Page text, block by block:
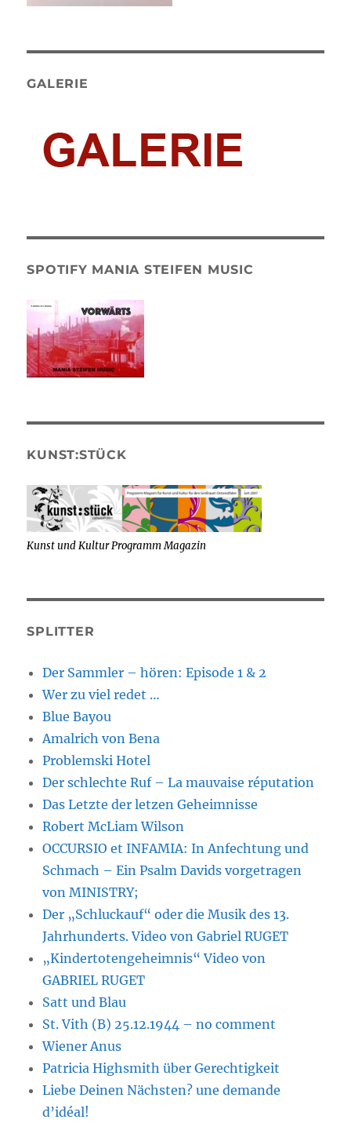
GALERIE
SPOTIFY MANIA STEIFEN MUSIC
KUNST:STÜCK
Kunst und Kultur Programm Magazin
SPLITTER
Der Sammler – hören: Episode 1 & 2
Wer zu viel redet …
Blue Bayou
Amalrich von Bena
Problemski Hotel
Der schlechte Ruf – La mauvaise réputation
Das Letzte der letzen Geheimnisse
Robert McLiam Wilson
OCCURSIO et INFAMIA: In Anfechtung und
Schmach – Ein Psalm Davids vorgetragen
von MINISTRY;
Der „Schluckauf“ oder die Musik des 13.
Jahrhunderts. Video von Gabriel RUGET
„Kindertotengeheimnis“ Video von
GABRIEL RUGET
Satt und Blau
St. Vith (B) 25.12.1944 – no comment
Wiener Anus
Patricia Highsmith über Gerechtigkeit
Liebe Deinen Nächsten? une demande
d’idéal!